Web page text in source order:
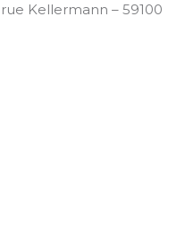
Kellermann – 59100